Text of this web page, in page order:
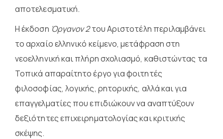
αποτελεσματική.
Η έκδοση Όργανον 2 του Αριστοτέλη περιλαμβάνει
το αρχαίο ελληνικό κείμενο, μετάφραση στη
νεοελληνική και πλήρη σχολιασμό, καθιστώντας τα
Τοπικά απαραίτητο έργο για φοιτητές
φιλοσοφίας, λογικής, ρητορικής, αλλά και για
επαγγελματίες που επιδιώκουν να αναπτύξουν
δεξιότητες επιχειρηματολογίας και κριτικής
σκέψης.